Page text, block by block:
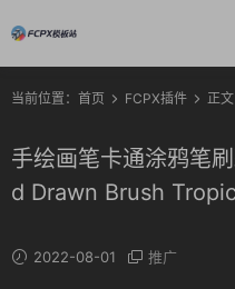
当前位置： 首页 FCPX插件 正文
手绘画笔卡通涂鸦笔
d Drawn Brush
2022-08-01 推广